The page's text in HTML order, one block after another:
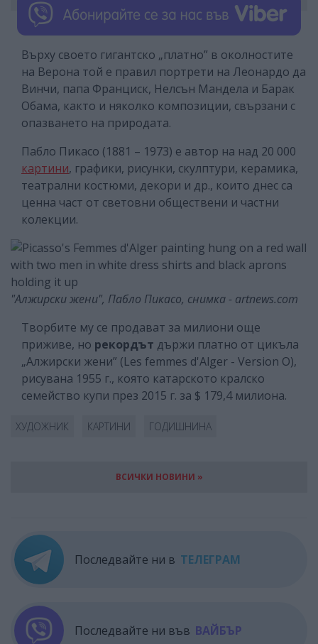
Върху своето гигантско „платно” в околностите
на Верона той е правил портрети на Леонардо да
Винчи, папа Франциск, Нелсън Мандела и Барак
Обама, както и няколко композиции, свързани с
опазването на природата.
Пабло Пикасо (1881 – 1973) е автор на над 20 000
картини, графики, рисунки, скулптури, керамика,
театрални костюми, декори и др., които днес са
ценна част от световни обществени и частни
колекции.
"Алжирски жени", Пабло Пикасо, снимка - artnews.com
Творбите му се продават за милиони още
приживе, но рекордът държи платно от цикъла
„Алжирски жени” (Les femmes d'Alger - Version O),
рисувана 1955 г., която катарското кралско
семейство купи през 2015 г. за $ 179,4 милиона.
ХУДОЖНИК КАРТИНИ ГОДИШНИНА
ВСИЧКИ НОВИНИ »
Последвайте ни в ТЕЛЕГРАМ
Последвайте ни във ВАЙБЪР